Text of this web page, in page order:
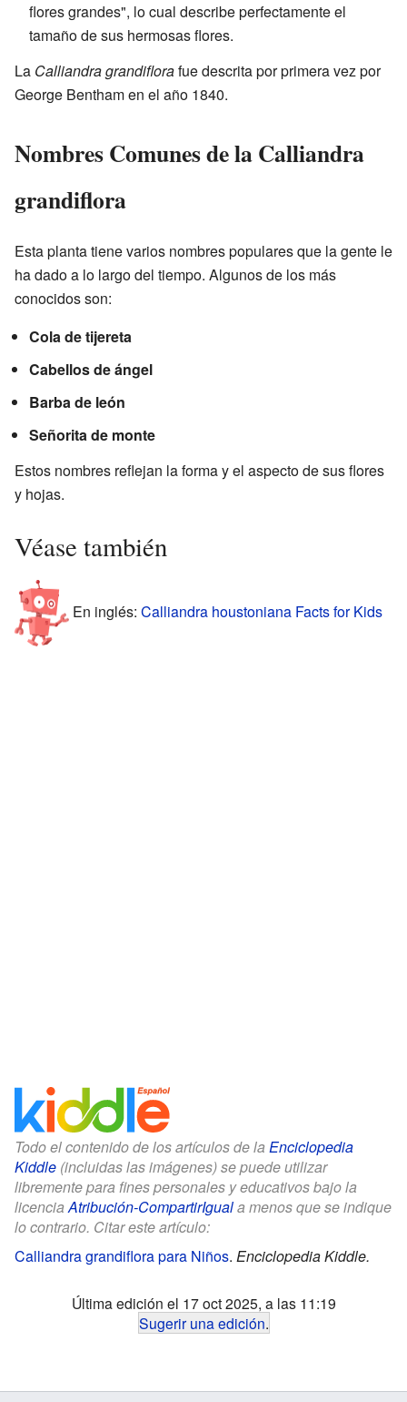
flores grandes", lo cual describe perfectamente el
tamaño de sus hermosas flores.
La Calliandra grandiflorafue descrita por primera vez por
George Bentham en el año 1840.
Nombres Comunes de la Calliandra
grandiflora
Esta planta tiene varios nombres populares que la gente le
ha dado a lo largo del tiempo. Algunos de los más
conocidos son:
Cola de tijereta
Cabellos de ángel
Barba de león
Señorita de monte
Estos nombres reflejan la forma y el aspecto de sus flores
y hojas.
Véase también
En inglés: Calliandra houstoniana Facts for Kids
Todo el contenido de los artículos de la Enciclopedia
Kiddle (incluidas las imágenes) se puede utilizar
libremente para fines personales y educativos bajo la
licenciaAtribución-CompartirIguala menos que se indique
lo contrario. Citar este artículo:
Calliandra grandiflora para Niños. Enciclopedia Kiddle.
Última edición el 17 oct 2025, a las 11:19
Sugerir una edición.